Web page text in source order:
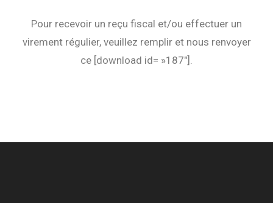
Pour recevoir un reçu fiscal et/ou effectuer un
virement régulier, veuillez remplir et nous renvoyer
ce [download id= »187″].